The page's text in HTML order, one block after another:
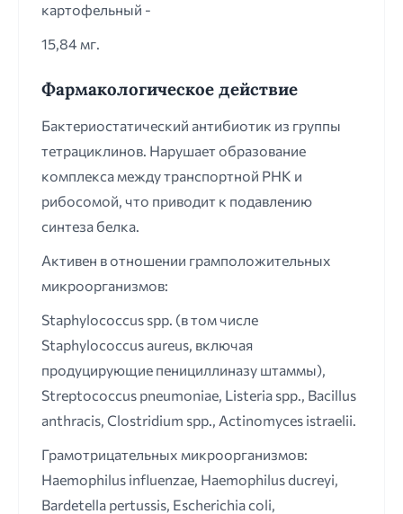
картофельный -
15,84 мг.
Фармакологическое действие
Бактериостатический антибиотик из группы
тетрациклинов. Нарушает образование
комплекса между транспортной РНК и
рибосомой, что приводит к подавлению
синтеза белка.
Активен в отношении грамположительных
микроорганизмов:
Staphylococcus spp. (в том числе
Staphylococcus aureus, включая
продуцирующие пенициллиназу штаммы),
Streptococcus pneumoniae, Listeria sрр., Bacillus
аnthracis, Clostridium spp., Actinomyces istraelii.
Грамотрицательных микроорганизмов:
Haemophilus influenzae, Haemophilus ducreyi,
Bardetella pertussis, Escherichia coli,